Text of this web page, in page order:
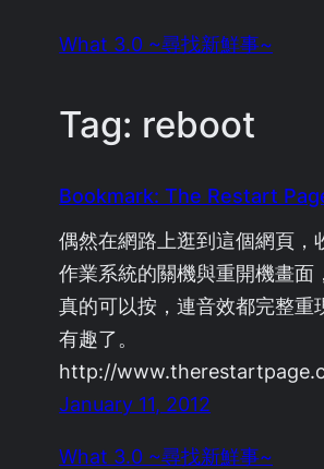
What 3.0 ~尋找新鮮事~
Tag: reboot
Bookmark: The Restart
偶然在網路上逛到這個網頁，
作業系統的關機與重開機畫面
真的可以按，連音效都完整重
有趣了。
http://
January 11, 2012
What 3.0 ~尋找新鮮事~